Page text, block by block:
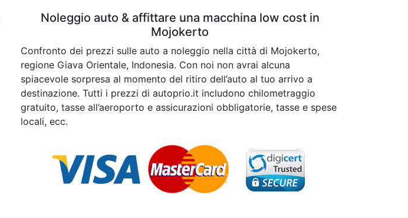
Noleggio auto & affittare una macchina low cost in
Mojokerto
Confronto dei prezzi sulle auto a noleggio nella città di Mojokerto,
regione Giava Orientale, Indonesia. Con noi non avrai alcuna
spiacevole sorpresa al momento del ritiro dell’auto al tuo arrivo a
destinazione. Tutti i prezzi di autoprio.it includono chilometraggio
gratuito, tasse all’aeroporto e assicurazioni obbligatorie, tasse e spese
locali, ecc.